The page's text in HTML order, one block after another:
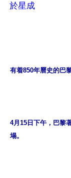
於星成
有着850年曆史的巴
4月15日下午，巴黎
塌。